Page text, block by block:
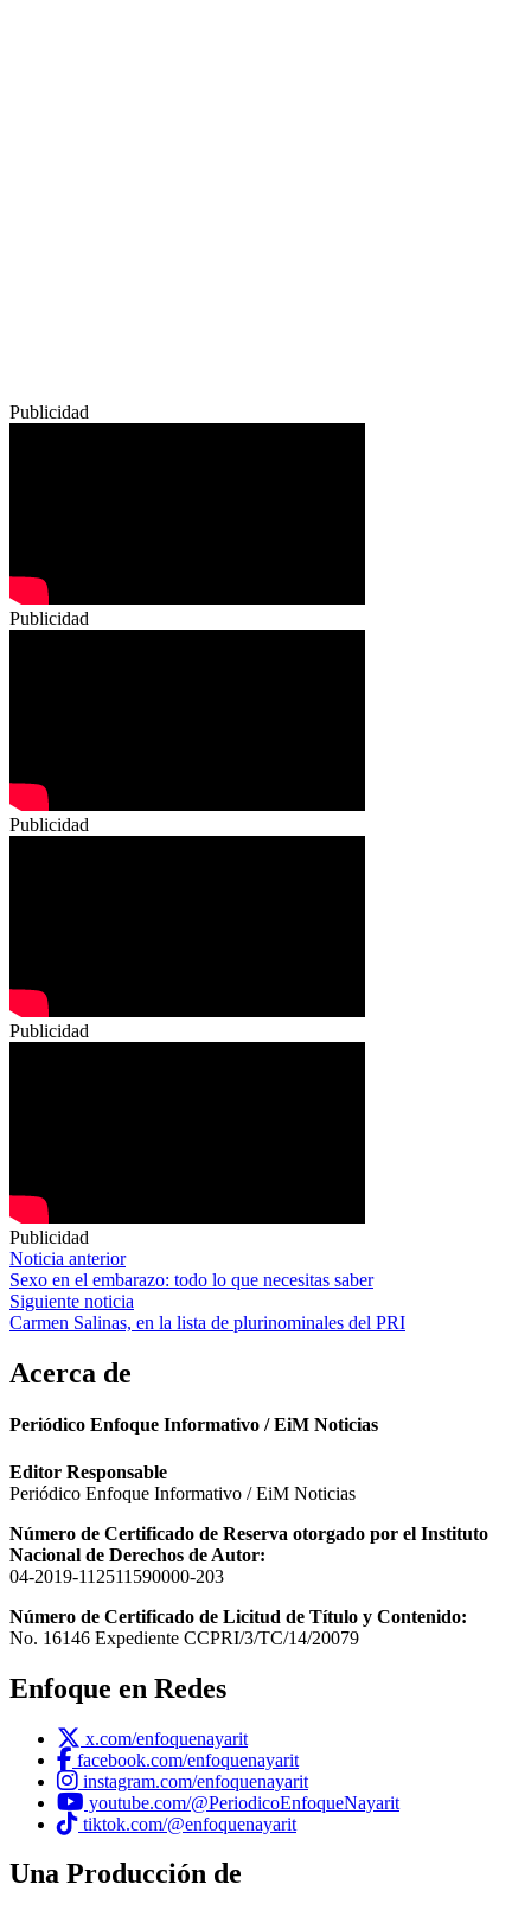
Publicidad
Publicidad
Publicidad
Publicidad
Publicidad
Navegación
de
entradas
Noticia anterior
Sexo en el embarazo: todo lo que necesitas saber
Siguiente noticia
Carmen Salinas, en la lista de plurinominales del PRI
Acerca de
Periódico Enfoque Informativo / EiM Noticias
Editor Responsable
Periódico Enfoque Informativo / EiM Noticias
Número de Certificado de Reserva otorgado por el Instituto
Nacional de Derechos de Autor:
04-2019-112511590000-203
Número de Certificado de Licitud de Título y Contenido:
No. 16146 Expediente CCPRI/3/TC/14/20079
Enfoque en Redes
x.com/enfoquenayarit
facebook.com/enfoquenayarit
instagram.com/enfoquenayarit
youtube.com/@PeriodicoEnfoqueNayarit
tiktok.com/@enfoquenayarit
Una Producción de